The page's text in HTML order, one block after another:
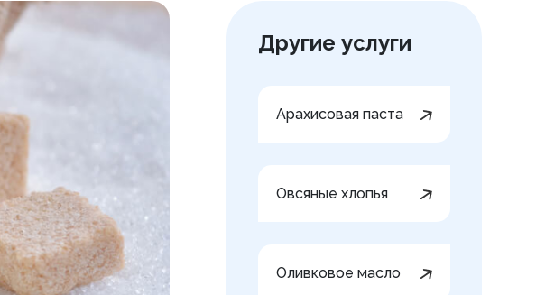
Другие услуги
Арахисовая паста
Овсяные хлопья
Оливковое масло